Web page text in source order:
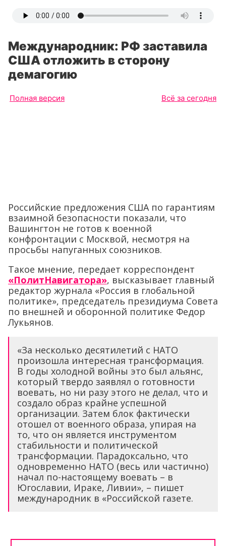
Международник: РФ заставила
США отложить в сторону
демагогию
Полная версия Всё за сегодня
Российские предложения США по гарантиям
взаимной безопасности показали, что
Вашингтон не готов к военной
конфронтации с Москвой, несмотря на
просьбы напуганных союзников.
Такое мнение, передает корреспондент
«ПолитНавигатора», высказывает главный
редактор журнала «Россия в глобальной
политике», председатель президиума Совета
по внешней и оборонной политике Федор
Лукьянов.
«За несколько десятилетий с НАТО
произошла интересная трансформация.
В годы холодной войны это был альянс,
который твердо заявлял о готовности
воевать, но ни разу этого не делал, что и
создало образ крайне успешной
организации. Затем блок фактически
отошел от военного образа, упирая на
то, что он является инструментом
стабильности и политической
трансформации. Парадоксально, что
одновременно НАТО (весь или частично)
начал по-настоящему воевать – в
Югославии, Ираке, Ливии», – пишет
международник в «Российской газете.